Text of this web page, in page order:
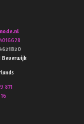
Beverwijk
871